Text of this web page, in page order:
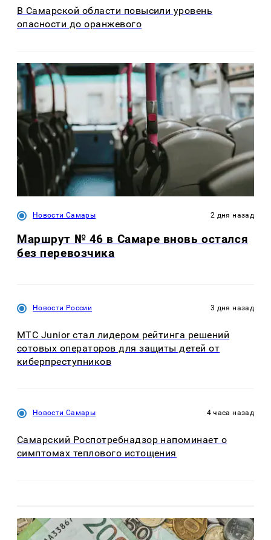
В Самарской области повысили уровень
опасности до оранжевого
Новости Самары 2 дня назад
Маршрут № 46 в Самаре вновь остался
без перевозчика
Новости России 3 дня назад
МТС Junior стал лидером рейтинга решений
сотовых операторов для защиты детей от
киберпреступников
Новости Самары 4 часа назад
Самарский Роспотребнадзор напоминает о
симптомах теплового истощения